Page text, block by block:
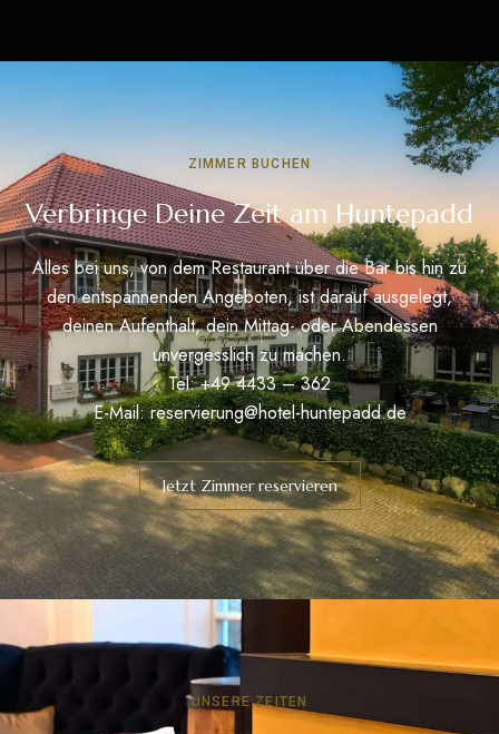
ZIMMER BUCHEN
Verbringe Deine Zeit am Huntepadd
Alles bei uns, von dem Restaurant über die Bar bis hin zu
den entspannenden Angeboten, ist darauf ausgelegt,
deinen Aufenthalt, dein Mittag- oder Abendessen
unvergesslich zu machen.
Tel: +49 4433 – 362
E-Mail:reservierung@hotel-huntepadd.de
Jetzt Zimmer reservieren
UNSERE ZEITEN